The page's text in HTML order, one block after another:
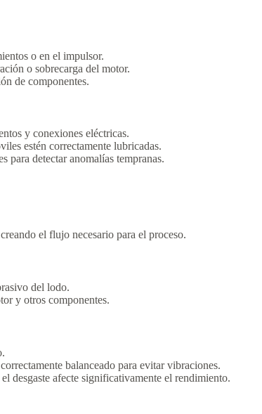
o en el impulsor.
o sobrecarga del motor.
de componentes.
y conexiones eléctricas.
estén correctamente lubricadas.
para detectar anomalías tempranas.
el flujo necesario para el proceso.
del lodo.
y otros componentes.
balanceado para evitar vibraciones.
desgaste afecte significativamente el rendimiento.